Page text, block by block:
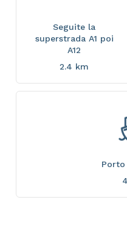
Seguite la
superstrada A1 poi
A12
2.4 km
Porto